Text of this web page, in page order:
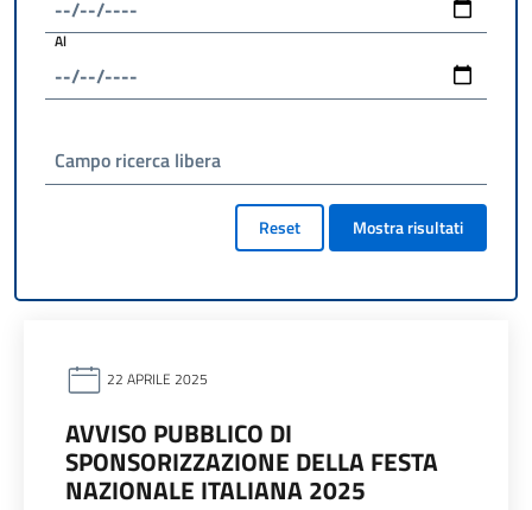
Al
Campo ricerca libera
Reset Mostra risultati
22 APRILE 2025
AVVISO PUBBLICO DI
SPONSORIZZAZIONE DELLA FESTA
NAZIONALE ITALIANA 2025